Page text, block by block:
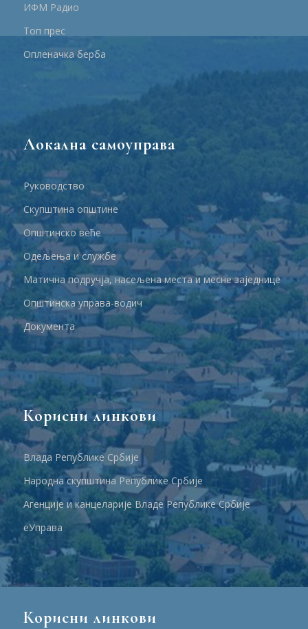
ИФМ Радио
Топ прес
Опленачка берба
Локална самоуправа
Руководство
Скупштина општине
Општинско веће
Одељења и службе
Матична подручја, насељена места и месне заједнице
Општинска управа-водич
Документа
Корисни линкови
Влада Републике Србије
Народна скупштина Републике Србије
Агенције и канцеларије Владе Републике Србије
еУправа
Корисни линкови